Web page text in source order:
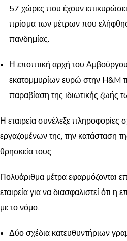
57 χώρες που έχουν
πρίσμα των μέτρων που
πανδημίας.
Η εποπτική αρχή του
εκατομμυρίων ευρώ στην H&M
παραβίαση της ιδιωτικής ζωής
Η εταιρεία συνέλεξε πληροφορίες
εργαζομένων της, την κατάσταση
θρησκεία τους.
Πολυάριθμα μέτρα εφαρμόζονται
εταιρεία για να διασφαλιστεί ότι
με το νόμο.
Δύο σχέδια κατευθυντήριων